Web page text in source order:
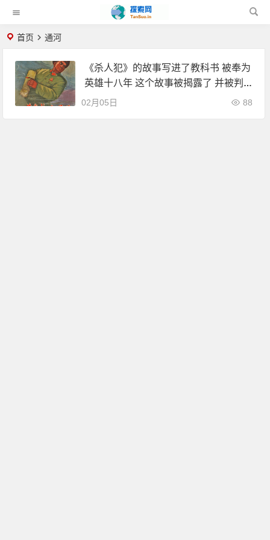
首页 通河
《杀人犯》的故事写进了教科书 被奉为
英雄十八年 这个故事被揭露了 并被判
死刑
02月05日 88